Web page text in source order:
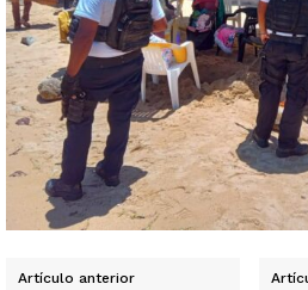
Artículo anterior